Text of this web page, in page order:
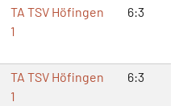
TA TSV Höfingen
1
6:3
TA TSV Höfingen
1
6:3